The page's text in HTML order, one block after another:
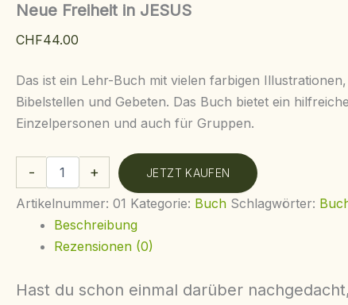
Neue Freiheit in JESUS​
CHF44.00
Das ist ein Lehr-Buch mit vielen farbigen
Bibelstellen und Gebeten. Das Buch bietet ein
Einzelpersonen und auch für Gruppen.
- + JETZT KAUFEN
Artikelnummer: 01 Kategorie: Buch Schlagwörter:
Beschreibung
Rezensionen (0)
Hast du schon einmal darüber